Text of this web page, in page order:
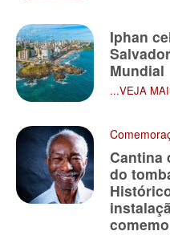
Iphan
Mundial
...VEJA
Cantina
do